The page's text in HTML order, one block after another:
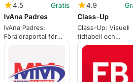
4.5
Gratis
IvAna Padres
IvAna Padres:
Föräldraportal för
realtidskommunikation
skolan
4.9
Class-Up
Class-Up: Visuell
tidtabell och